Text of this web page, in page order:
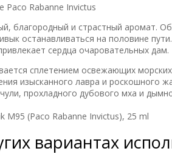
Paco Rabanne Invictus
благородный и страстный аромат.
останавливаться на половине
сердца очаровательных дам.
сплетением освежающих
изысканного лавра и
прохладного дубового мха и
M95 (Paco Rabanne Invictus), 25 ml
вариантах